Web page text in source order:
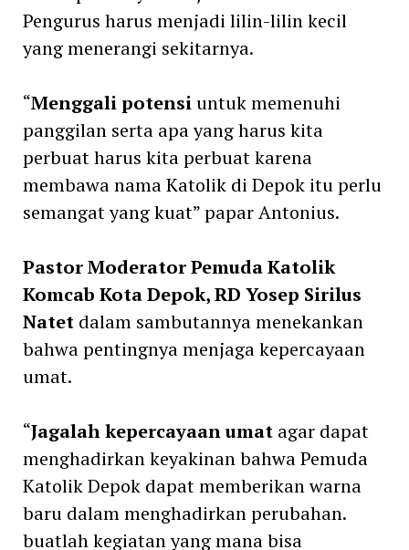
Pengurus harus menjadi lilin-lilin kecil
yang menerangi sekitarnya.
“Menggali potensiuntuk memenuhi
panggilan serta apa yang harus kita
perbuat harus kita perbuat karena
membawa nama Katolik di Depok itu perlu
semangat yang kuat” papar Antonius.
Pastor Moderator Pemuda Katolik
Komcab Kota Depok, RD Yosep Sirilus
Natetdalam sambutannya menekankan
bahwa pentingnya menjaga kepercayaan
umat.
“Jagalah kepercayaan umatagar dapat
menghadirkan keyakinan bahwa Pemuda
Katolik Depok dapat memberikan warna
baru dalam menghadirkan perubahan.
buatlah kegiatan yang mana bisa